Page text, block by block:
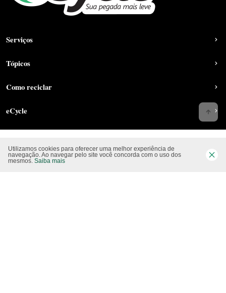
Serviços
Tópicos
Como reciclar
eCycle
Siga-nos nas rede sociais
Utilizamos cookies para oferecer uma melhor experiência de
navegação. Ao navegar pelo site você concorda com o uso dos
mesmos. Saiba mais